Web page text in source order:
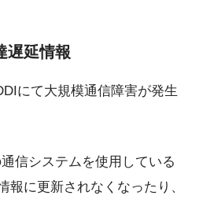
遅延情報
にて大規模通信障害が発生
信システムを使用している
報に更新されなくなったり、